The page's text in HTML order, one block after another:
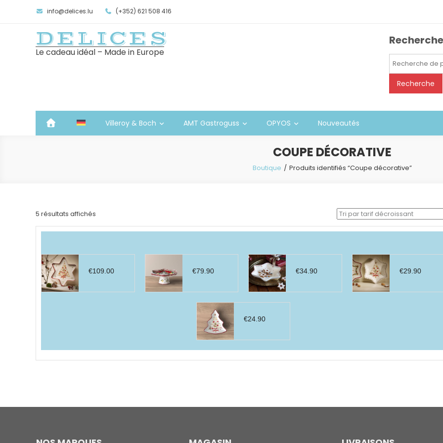
info@delices.lu (+352) 621 508 416
DELICES
Le cadeau idéal – Made in Europe
Recherche
Recherche
Recherche
Villeroy & Boch AMT Gastroguss OPYOS Nouveautés
COUPE DÉCORATIVE
Boutique Produits identifiés “Coupe décorative”
5 résultats affichés
par
€109.00 €79.90 €34.90 €29.90
€24.90